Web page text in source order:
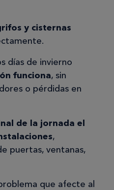
y cisternas
días de invierno
funciona, sin
o pérdidas en
de la jornada el
,
puertas, ventanas,
que afecte al